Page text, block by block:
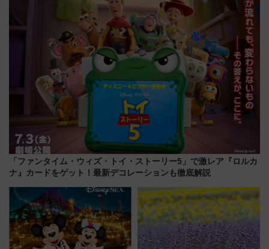
ント情報も公開！
「ファンタイム・ウィズ・トイ・ストーリー5」で激レア『ロルカ
ナ』カードをゲット！最新デコレーションも徹底解説